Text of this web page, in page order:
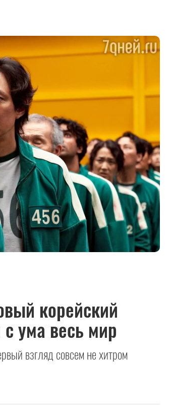
корейский
ума весь мир
взгляд совсем не хитром